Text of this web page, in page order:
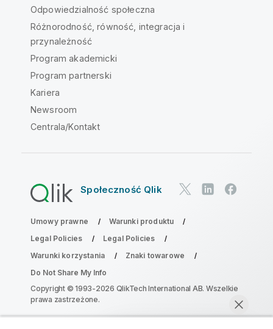
Odpowiedzialność społeczna
Różnorodność, równość, integracja i
przynależność
Program akademicki
Program partnerski
Kariera
Newsroom
Centrala/Kontakt
Społeczność Qlik
Umowy prawne
Warunki produktu
Legal Policies
Legal Policies
Warunki korzystania
Znaki towarowe
Do Not Share My Info
Copyright © 1993-2026 QlikTech International AB. Wszelkie
prawa zastrzeżone.